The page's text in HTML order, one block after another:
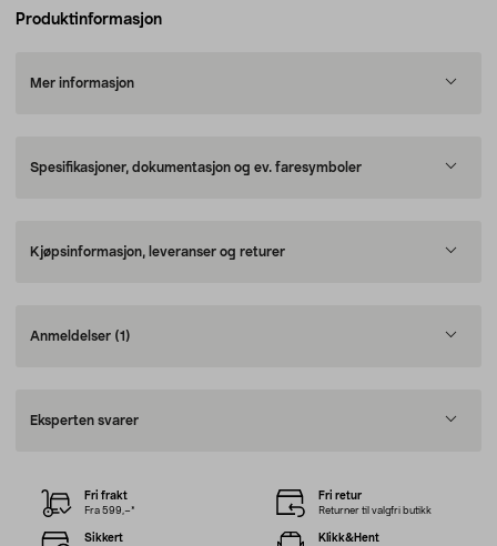
Produktinformasjon
Mer informasjon
Spesifikasjoner, dokumentasjon og ev. faresymboler
Kjøpsinformasjon, leveranser og returer
Anmeldelser (1)
Eksperten svarer
Fri frakt
Fra 599,–*
Fri retur
Returner til valgfri butikk
Sikkert Klikk&Hent